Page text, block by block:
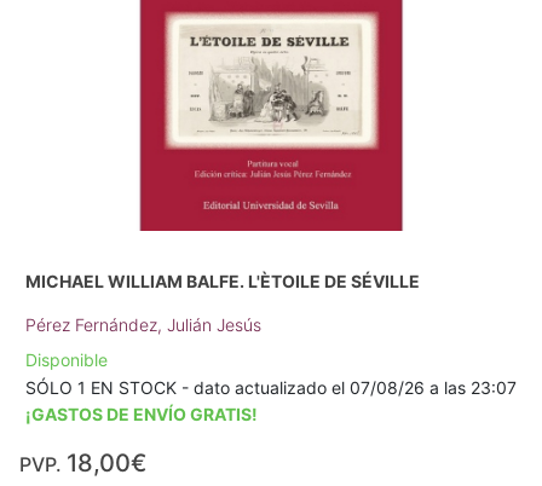
MICHAEL WILLIAM BALFE. L'ÈTOILE DE SÉVILLE
Pérez Fernández, Julián Jesús
Disponible
SÓLO 1 EN STOCK - dato actualizado el 07/08/26 a las 23:07
¡GASTOS DE ENVÍO GRATIS!
PVP. 18,00€